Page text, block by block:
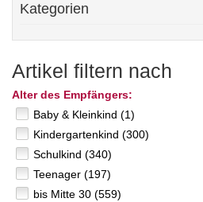
Kategorien
Artikel filtern nach
Alter des Empfängers:
Baby & Kleinkind (1)
Kindergartenkind (300)
Schulkind (340)
Teenager (197)
bis Mitte 30 (559)